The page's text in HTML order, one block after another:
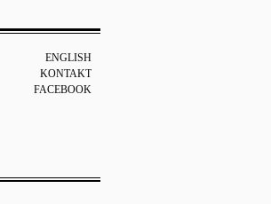
ENGLISH
KONTAKT
FACEBOOK